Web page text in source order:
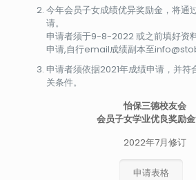
今年会员子女成绩优异奖励金，将通
请。
申请者须于9-8-2022 或之前填好
申请,自行email成绩副本至
申请者须依据2021年成绩申请，并符
关条件。
怡保三德校友会
会员子女学业优良奖励
2022年7月修订
申请表格